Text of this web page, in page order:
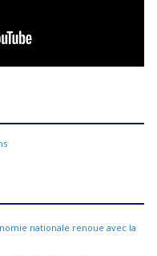
nationale renoue avec la